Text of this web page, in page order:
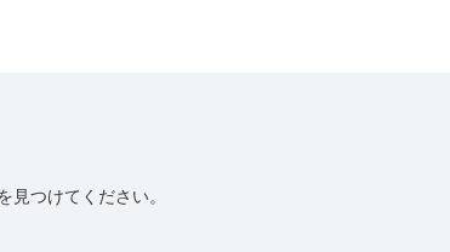
つけてください。